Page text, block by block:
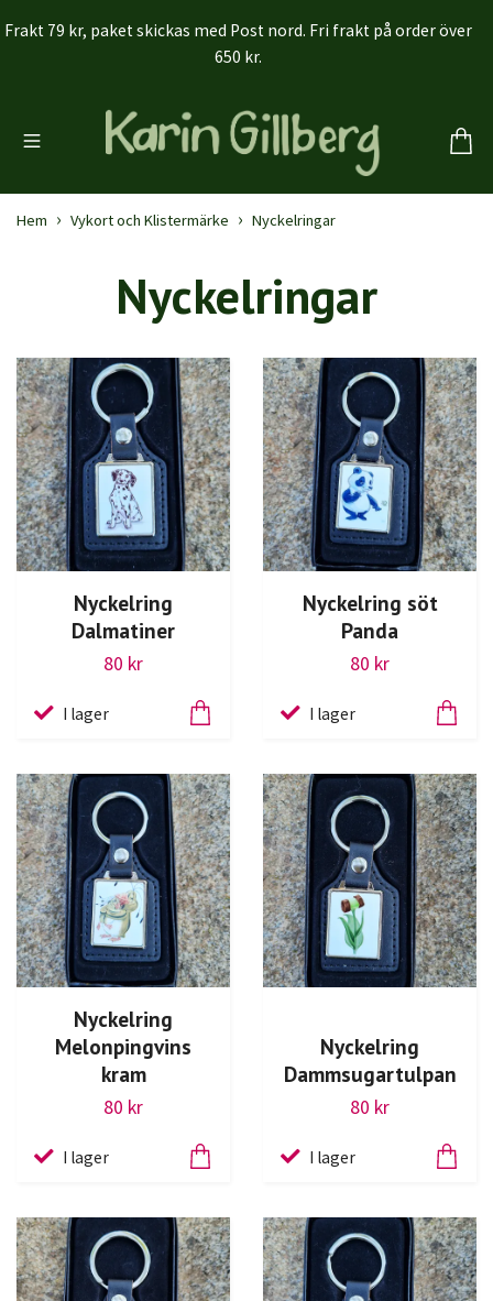
Frakt 79 kr, paket skickas med Post nord. Fri frakt på order över
650 kr.
Hem Vykort och Klistermärke Nyckelringar
Nyckelringar
Nyckelring
Dalmatiner
80 kr
I lager
Nyckelring söt
Panda
80 kr
I lager
Nyckelring
Melonpingvins
kram
80 kr
I lager
Nyckelring
Dammsugartulpan
80 kr
I lager